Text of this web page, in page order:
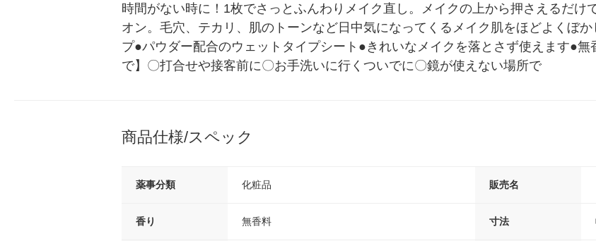
時間がない時に！1枚でさっとふんわりメイク直し。メイクの上から押さえるだけ
オン。毛穴、テカリ、肌のトーンなど日中気になってくるメイク肌をほどよくぼ
プ●パウダー配合のウェットタイプシート●きれいなメイクを落とさず使えます●
で】〇打合せや接客前に〇お手洗いに行くついでに〇鏡が使えない場所で
商品仕様/スペック
薬事分類 化粧品 販売名
香り 無香料 寸法